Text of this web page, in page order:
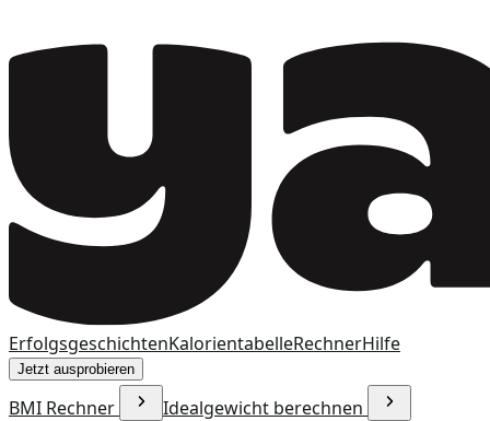
ErfolgsgeschichtenKalorientabelleRechnerHilfe
Jetzt ausprobieren
BMI Rechner
Idealgewicht berechnen